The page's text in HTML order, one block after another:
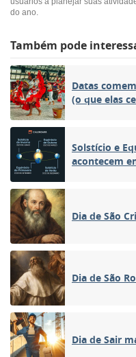
do ano.
Também pode
Datas
(o que elas
Solstício e
acontecem
Dia de São
Dia de São
Dia de Sair